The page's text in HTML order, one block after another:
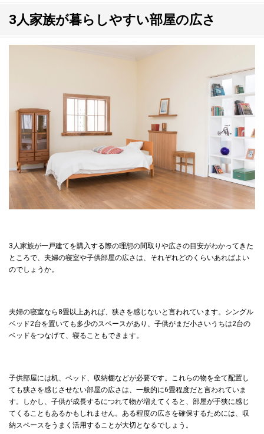
3人家族が暮らしやすい部屋の広さ
3人家族が一戸建てを購入する際の理想の間取りや広さの目安がわかってきた
ところで、夫婦の寝室や子供部屋の広さは、それぞれどのくらいあればよい
のでしょうか。
夫婦の寝室なら8畳以上あれば、狭さを感じないと言われています。シングル
ベッド2台を置いても多少のスペースがあり、子供がまだ小さいうちは2台の
ベッドをつなげて、寝ることもできます。
子供部屋には机、ベッド、収納棚などが必要です。これらの物を全て配置し
ても狭さを感じさせない部屋の広さは、一般的に6畳程度だと言われていま
す。しかし、子供が成長するにつれて物が増えてくると、部屋が手狭に感じ
てくることもあるかもしれません。ある程度の広さを確保するためには、収
納スペースをうまく活用することが大切となるでしょう。